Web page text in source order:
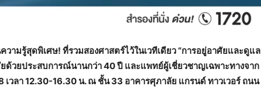
ามรู้สุดพิเศษ! ที่รวมสองศาสตร์ไว้ในเวทีเดียว “การอยู่อาศัยและดูแล
วยประสบการณ์นานกว่า 40 ปี และแพทย์ผู้เชี่ยวชาญเฉพาะทางจาก
วลา 12.30-16.30 น. ณ ชั้น 33 อาคารศุภาลัย แกรนด์ ทาวเวอร์ ถนน